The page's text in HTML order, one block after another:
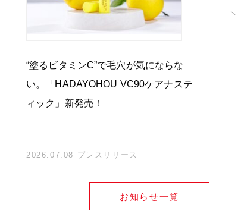
“塗るビタミンC”で毛穴が気にならな
い。「HADAYOHOU VC90ケアナステ
ィック」新発売！
2026.07.08 プレスリリース
お知らせ一覧